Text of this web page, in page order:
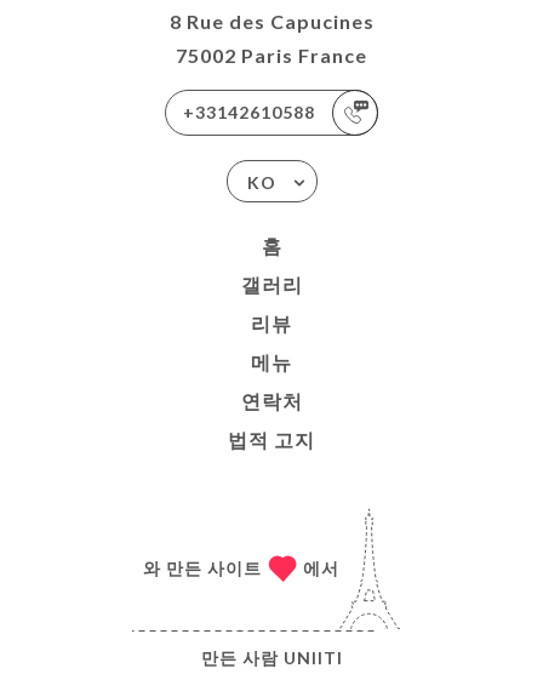
8 Rue des Capucines
75002 Paris France
+33142610588
KO
홈
갤러리
리뷰
메뉴
연락처
법적 고지
와 만든 사이트 에서
만든 사람 UNIITI